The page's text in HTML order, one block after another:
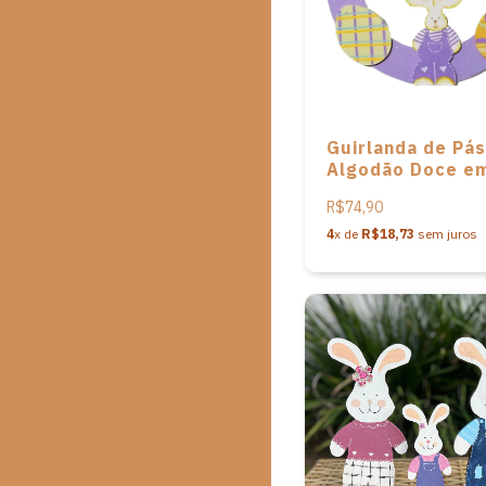
Guirlanda de
Algodão Doce em
R$74,90
4x de R$18,73 sem juros